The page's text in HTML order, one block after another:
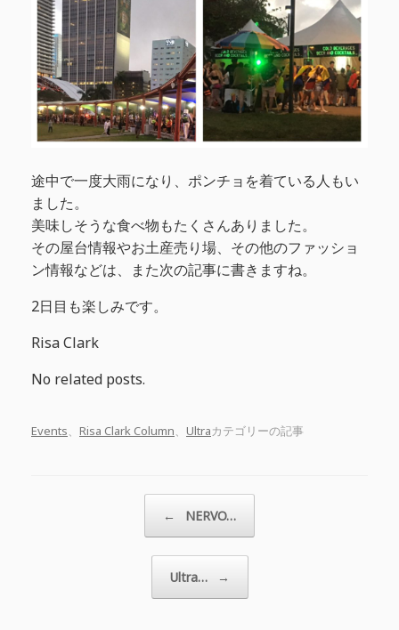
途中で一度大雨になり、ポンチョを着ている人もい
ました。
美味しそうな食べ物もたくさんありました。
その屋台情報やお土産売り場、その他のファッショ
ン情報などは、また次の記事に書きますね。
2日目も楽しみです。
Risa Clark
No related posts.
Events、 Risa Clark Column、 Ultraカテゴリーの記事
← NERVO…
Ultra… →